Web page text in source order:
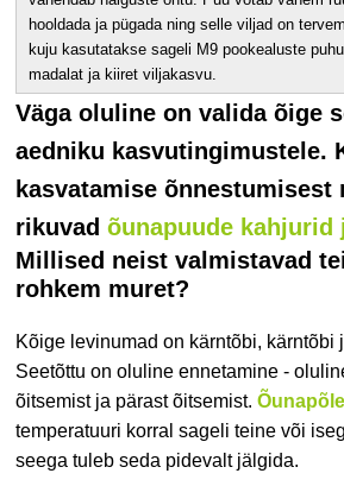
hooldada ja pügada ning selle viljad on
kuju kasutatakse sageli M9 pookealuste
madalat ja kiiret viljakasvu.
Väga oluline on valida õige
aedniku kasvutingimustele.
kasvatamise õnnestumisest
rikuvadõunapuude kahjurid
Millised neist valmistavad
rohkem muret?
Kõige levinumad on kärntõbi, kärntõbi
Seetõttu on oluline ennetamine -
õitsemist ja pärast õitsemist.
temperatuuri korral sageli teine või
seega tuleb seda pidevalt jälgida.